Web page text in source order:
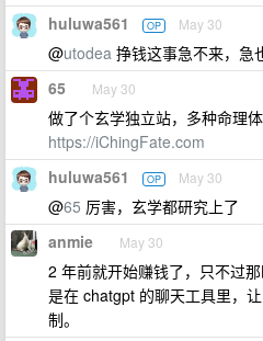
huluwa561 OP May 30
@utodea 挣钱这事急不来，急
65 May 30
做了个玄学独立站，多种命理
https://iChingFate.com
huluwa561 OP May 30
@65 厉害，玄学都研究上了
anmie May 30
2 年前就开始赚钱了，只不过
是在 chatgpt 的聊天工具里，
制。